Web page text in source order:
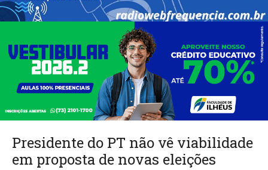
Presidente do PT não vê viabilidade
em proposta de novas eleições